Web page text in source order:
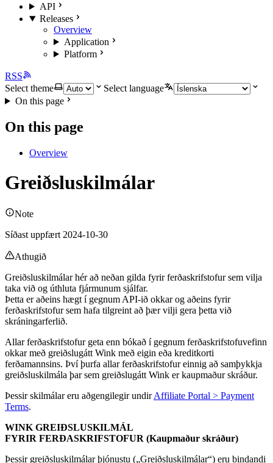
API
Releases
Overview
Application
Platform
RSS
Select theme
Select language
On this page
On this page
Overview
Greiðsluskilmálar
Note
Síðast uppfært 2024-10-30
Athugið
Greiðsluskilmálar hér að neðan gilda fyrir ferðaskrifstofur sem vilja
taka við og úthluta fjármunum sjálfar.
Þetta er aðeins hægt í gegnum API-ið okkar og aðeins fyrir
ferðaskrifstofur sem hafa tilgreint að þær vilji gera þetta við
skráningarferlið.
Allar ferðaskrifstofur geta enn bókað í gegnum ferðaskrifstofuvefinn
okkar með greiðslugátt Wink með eigin eða kreditkorti
ferðamannsins. Því þurfa allar ferðaskrifstofur einnig að samþykkja
greiðsluskilmála þar sem greiðslugátt Wink er kaupmaður skráður.
Þessir skilmálar eru aðgengilegir undirAffiliate Portal > Payment
Terms.
WINK GREIÐSLUSKILMÁL
FYRIR FERÐASKRIFSTOFUR (Kaupmaður skráður)
Þessir greiðsluskilmálar þjónustu („Greiðsluskilmálar“) eru bindandi